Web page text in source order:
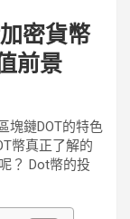
密貨幣
前景
塊鏈DOT的特色
幣真正了解的
？ Dot幣的投